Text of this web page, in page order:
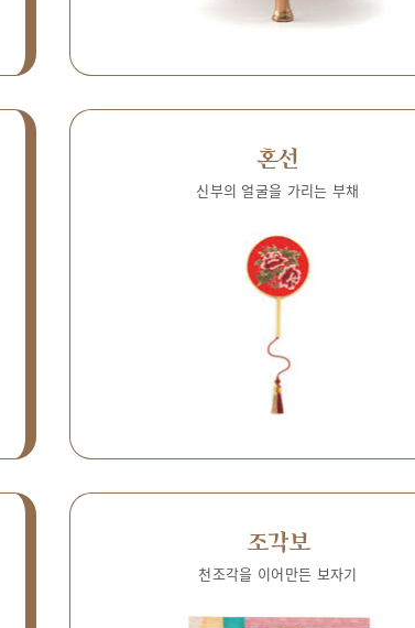
혼선
신부의 얼굴을 가리는 부채
조각보
천조각을 이어만든 보자기